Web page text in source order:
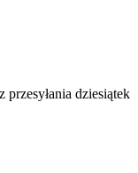
przesyłania dziesiątek